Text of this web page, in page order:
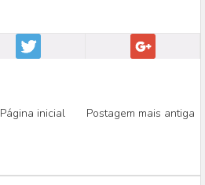
Página inicial Postagem mais antiga